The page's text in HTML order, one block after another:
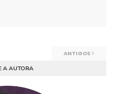
ANTIGOS
A AUTORA